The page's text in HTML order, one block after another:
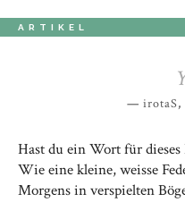
ARTIKEL
irotaS,
Hast du ein Wort für dieses
Wie eine kleine, weisse
Morgens in verspielten